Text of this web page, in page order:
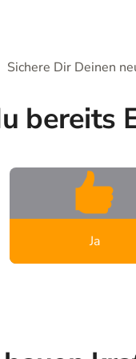
Sichere Dir Deinen
bereits
Ja